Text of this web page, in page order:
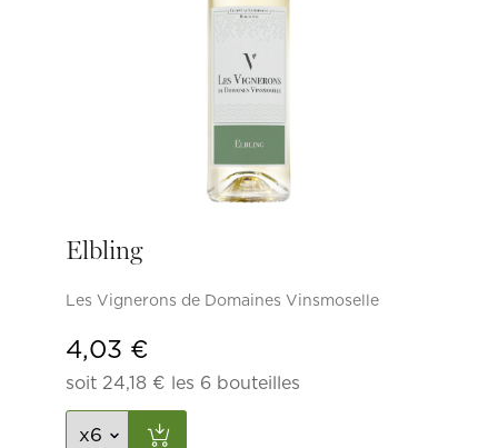
Elbling
Les Vignerons de Domaines Vinsmoselle
4,03 €
soit 24,18 € les 6 bouteilles